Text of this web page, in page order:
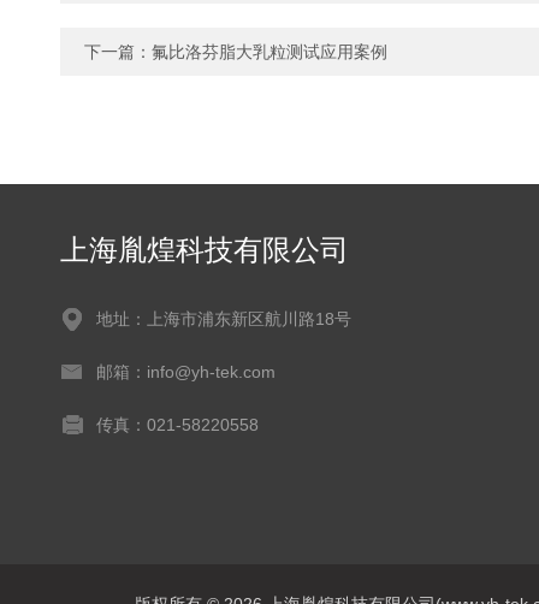
下一篇： 氟比洛芬脂大乳粒测试应用案例
上海胤煌科技有限公司
地址：上海市浦东新区航川路18号
邮箱：info@yh-tek.com
传真：021-58220558